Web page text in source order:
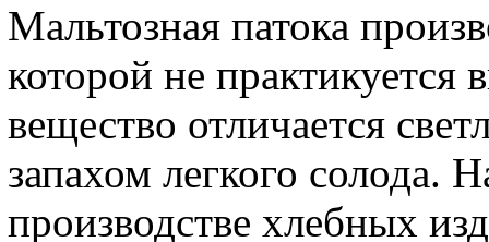
Мальтозная патока
которой не практикуется
вещество отличается
запахом легкого солода.
производстве хлебных